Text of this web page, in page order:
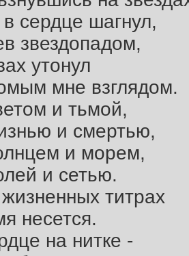
сердце шагнул,
звездопадом,
утонул
мне взглядом.
и тьмой,
и смертью,
и морем,
и сетью.
титрах
несется.
на нитке -